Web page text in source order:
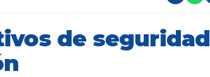
de seguridad